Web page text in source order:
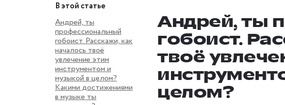
В этой статье
Андрей, ты
профессиональный
гобоист. Расскажи, как
началось твоё
увлечение этим
инструментом и
музыкой в целом?
Какими достижениями
в музыке ты
Андрей, ты
гобоист.
твоё
целом?